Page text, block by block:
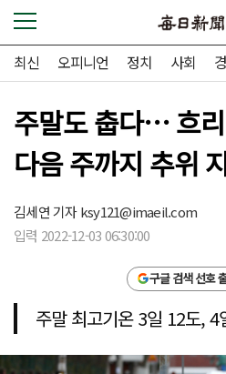
최신 오피니언 정치 사회
주말도 춥다… 흐
다음 주까지 추위
김세연 기자ksy121@imaeil.com
입력 2022-12-03 06:30:00
구글 검색 선호
주말 최고기온 3일 12도, 4